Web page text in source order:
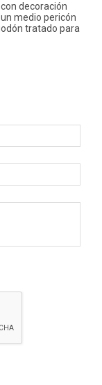
decoración
medio pericón
tratado para